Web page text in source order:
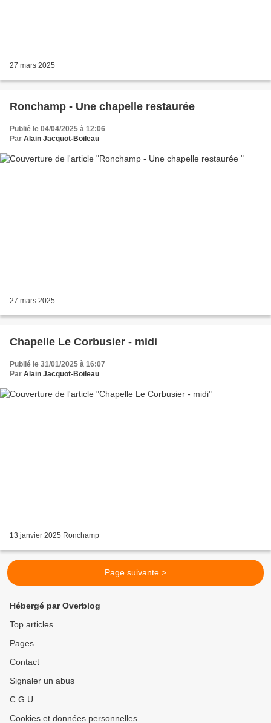
27 mars 2025
Ronchamp - Une chapelle restaurée
Publié le 04/04/2025 à 12:06
Par Alain Jacquot-Boileau
27 mars 2025
Chapelle Le Corbusier - midi
Publié le 31/01/2025 à 16:07
Par Alain Jacquot-Boileau
13 janvier 2025 Ronchamp
Page suivante >
Hébergé par Overblog
Top articles
Pages
Contact
Signaler un abus
C.G.U.
Cookies et données personnelles